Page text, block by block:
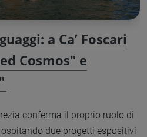
a Ca’ Foscari
Cosmos" e
conferma il proprio ruolo di
due progetti espositivi